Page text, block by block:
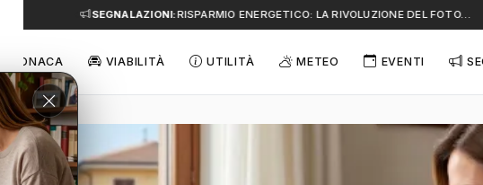
SEGNALAZIONI:RISPARMIO ENERGETICO: LA RIVOLUZIONE DEL FOTO…
CRONACA VIABILITÀ UTILITÀ METEO EVENTI